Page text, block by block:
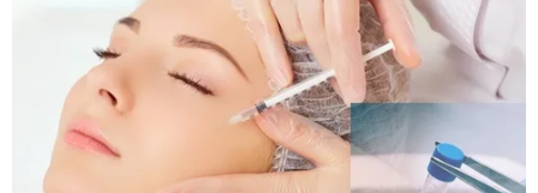
tiến hành một cuộc tổng tuyển cử không nằm trong lợi
ích quốc gia của Anh.